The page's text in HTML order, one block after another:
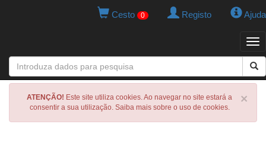
Cesto 0 Registo Ajuda
×
ATENÇÃO! Este site utiliza cookies. Ao navegar no site estará a
consentir a sua utilização. Saiba mais sobre o uso de cookies.